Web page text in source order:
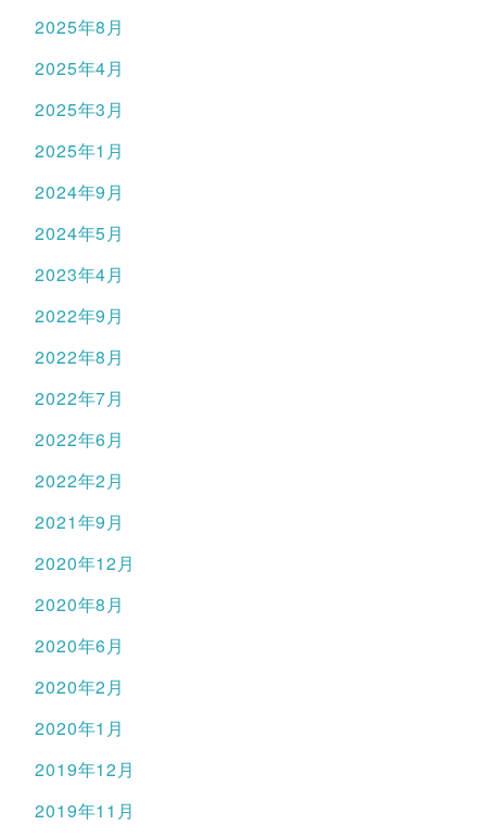
2025年8月
2025年4月
2025年3月
2025年1月
2024年9月
2024年5月
2023年4月
2022年9月
2022年8月
2022年7月
2022年6月
2022年2月
2021年9月
2020年12月
2020年8月
2020年6月
2020年2月
2020年1月
2019年12月
2019年11月